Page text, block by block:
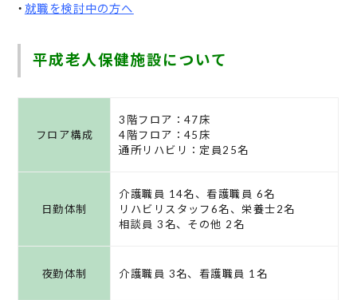
・ 就職を検討中の方へ
平成老人保健施設について
フロア構成
3階フロア：47床
4階フロア：45床
通所リハビリ：定員25名
日勤体制
介護職員 14名、看護職員 6名
リハビリスタッフ6名、 栄養士2名
相談員 3名、その他 2名
夜勤体制 介護職員 3名、看護職員 1名